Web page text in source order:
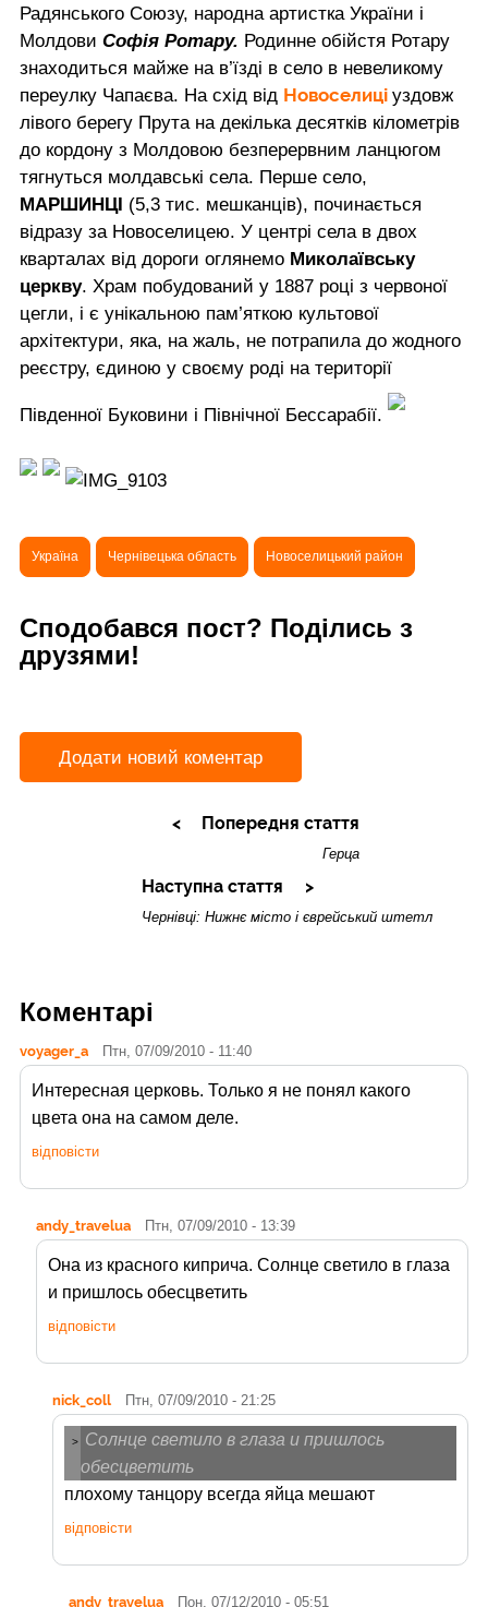
Радянського Союзу, народна артистка України і
Молдови Софія Ротару. Родинне обійстя Ротару
знаходиться майже на в’їзді в село в невеликому
переулку Чапаєва. На схід від Новоселиці уздовж
лівого берегу Прута на декілька десятків кілометрів
до кордону з Молдовою безперервним ланцюгом
тягнуться молдавські села. Перше село,
МАРШИНЦІ (5,3 тис. мешканців), починається
відразу за Новоселицею. У центрі села в двох
кварталах від дороги оглянемо Миколаївську
церкву. Храм побудований у 1887 році з червоної
цегли, і є унікальною пам’яткою культової
архітектури, яка, на жаль, не потрапила до жодного
реєстру, єдиною у своєму роді на території
Південної Буковини і Північної Бессарабії.
Україна Чернівецька область Новоселицький район
Сподобався пост? Поділись з
друзями!
Додати новий коментар
Попередня стаття
Герца
Наступна стаття
Чернівці: Нижнє місто і єврейський штетл
Коментарі
voyager_a Птн, 07/09/2010 - 11:40
Интересная церковь. Только я не понял какого
цвета она на самом деле.
відповісти
andy_travelua Птн, 07/09/2010 - 13:39
Она из красного киприча. Солнце светило в глаза
и пришлось обесцветить
відповісти
nick_coll Птн, 07/09/2010 - 21:25
>
Солнце светило в глаза и пришлось
обесцветить
плохому танцору всегда яйца мешают
відповісти
andy_travelua Пон, 07/12/2010 - 05:51